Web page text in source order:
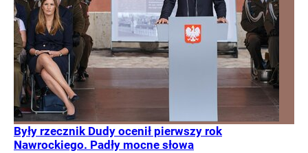
Były rzecznik Dudy ocenił pierwszy rok
Nawrockiego. Padły mocne słowa